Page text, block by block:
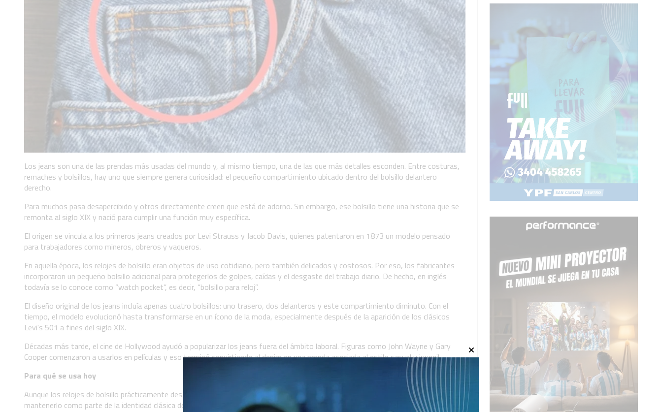
Los jeans son una de las prendas más usadas del mundo y, al mismo tiempo, una de las que más detalles esconden. Entre costuras,
remaches y bolsillos, hay uno que siempre genera curiosidad: el pequeño compartimiento ubicado dentro del bolsillo delantero
derecho.
Para muchos pasa desapercibido y otros directamente creen que está de adorno. Sin embargo, ese bolsillo tiene una historia que se
remonta al siglo XIX y nació para cumplir una función muy específica.
El origen se vincula a los primeros jeans creados por Levi Strauss y Jacob Davis, quienes patentaron en 1873 un modelo pensado
para trabajadores como mineros, obreros y vaqueros.
En aquella época, los relojes de bolsillo eran objetos de uso cotidiano, pero también delicados y costosos. Por eso, los fabricantes
incorporaron un pequeño bolsillo adicional para protegerlos de golpes, caídas y el desgaste del trabajo diario. De hecho, en inglés
todavía se lo conoce como “watch pocket”, es decir, “bolsillo para reloj”.
El diseño original de los jeans incluía apenas cuatro bolsillos: uno trasero, dos delanteros y este compartimiento diminuto. Con el
tiempo, el modelo evolucionó hasta transformarse en un ícono de la moda, especialmente después de la aparición de los clásicos
Levi's 501 a fines del siglo XIX.
Décadas más tarde, el cine de Hollywood ayudó a popularizar los jeans fuera del ámbito laboral. Figuras como John Wayne y Gary
Cooper comenzaron a usarlos en películas y eso terminó convirtiendo al denim en una prenda asociada al estilo casual y juvenil.
Para qué se usa hoy
Aunque los relojes de bolsillo prácticamente desaparecieron, el pequeño bolsillo sobrevivió al paso del tiempo y las marcas decidieron
mantenerlo como parte de la identidad clásica del jean.